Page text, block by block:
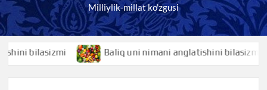
Milliylik-millat ko'zgusi
bilasizmi Baliq uni nimani anglatishini bilasizmi